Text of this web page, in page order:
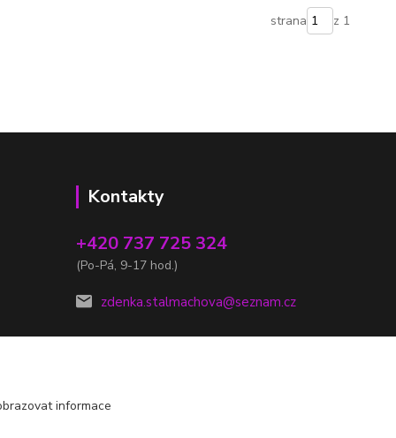
strana z 1
Kontakty
+420 737 725 324
(Po-Pá, 9-17 hod.)
zdenka.stalmachova@seznam.cz
informace